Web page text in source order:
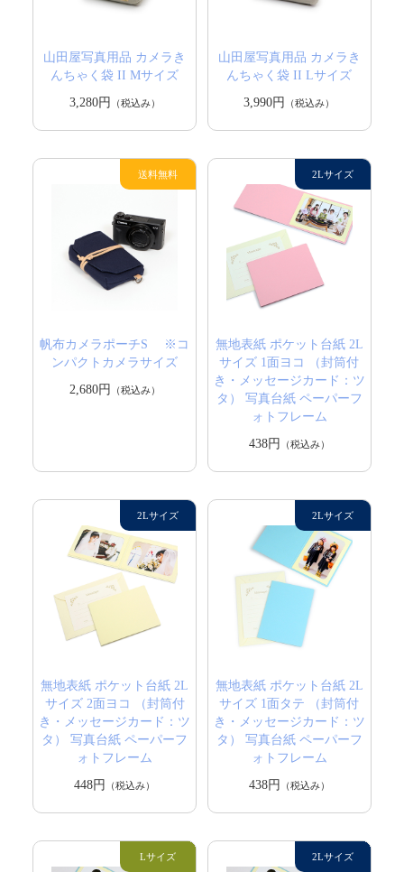
山田屋写真用品 カメラき
んちゃく袋 II Mサイズ
3,280円
（税込み）
山田屋写真用品 カメラき
んちゃく袋 II Lサイズ
3,990円
（税込み）
帆布カメラポーチS ※コ
ンパクトカメラサイズ
2,680円
（税込み）
無地表紙 ポケット台紙 2L
サイズ 1面ヨコ （封筒付
き・メッセージカード：ツ
タ） 写真台紙 ペーパーフ
ォトフレーム
438円
（税込み）
無地表紙 ポケット台紙 2L
サイズ 2面ヨコ （封筒付
き・メッセージカード：ツ
タ） 写真台紙 ペーパーフ
ォトフレーム
448円
（税込み）
無地表紙 ポケット台紙 2L
サイズ 1面タテ （封筒付
き・メッセージカード：ツ
タ） 写真台紙 ペーパーフ
ォトフレーム
438円
（税込み）